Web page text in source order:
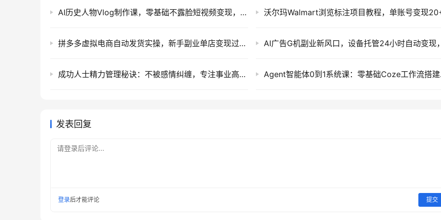
AI历史人物Vlog制作课，零基础不露脸短视频变现，附提示词素材
拼多多虚拟电商自动发货实操，新手副业单店变现过万玩法
成功人士精力管理秘诀：不被感情纠缠，专注事业高效能
发表回复
请登录后评论...
登录后才能评论 提交